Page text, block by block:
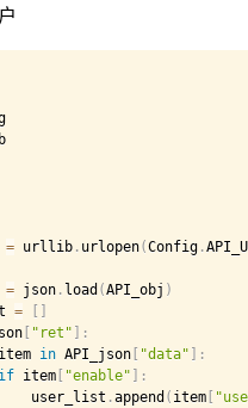
= urllib . urlopen(Config .
= json . load (API_obj )
= [ ]
[ "ret" ] :
in API_json [ "data" ] :
if item [ "enable" ] :
user_list
.append ( item [